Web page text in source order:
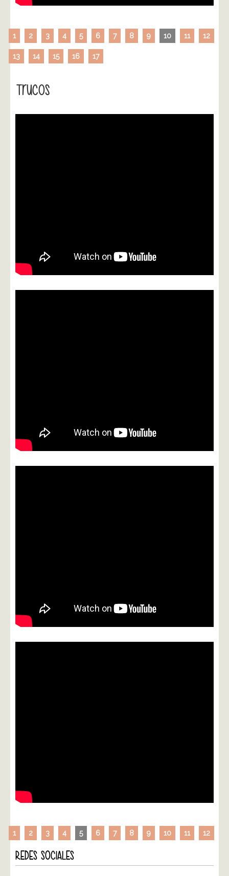
1 2 3 4 5 6 7 8 9 10 11 12
13 14 15 16 17
Trucos
1 2 3 4 5 6 7 8 9 10 11 12
REDES SOCIALES